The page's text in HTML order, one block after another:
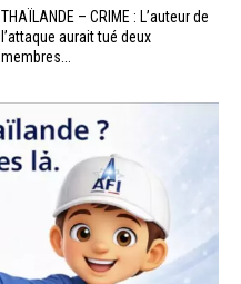
THAÏLANDE – CRIME : L’auteur de
l’attaque aurait tué deux
membres...